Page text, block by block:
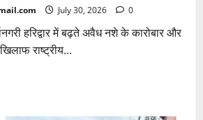
July 30, 2026 0
हरिद्वार में बढ़ते अवैध नशे के कारोबार और
राष्ट्रीय...